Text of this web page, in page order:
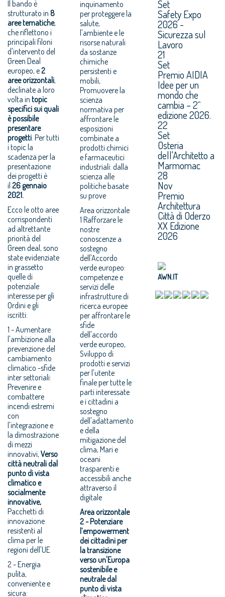
Il bando è
strutturato in 8
aree tematiche,
che riflettono i
principali filoni
d'intervento del
Green Deal
europeo, e2
aree orizzontali,
declinate a loro
volta in topic
specifici sui quali
è possibile
presentare
progetti . Per tutti
i topic la
scadenza per la
presentazione
dei progetti è
il 26 gennaio
2021.
Ecco le otto aree
corrispondenti
ad altrettante
priorità del
Green deal, sono
state evidenziate
in grassetto
quelle di
potenziale
interesse per gli
Ordini e gli
iscritti:
1 - Aumentare
l'ambizione alla
prevenzione del
cambiamento
climatico -sfide
inter settoriali:
Prevenire e
combattere
incendi estremi
con
l'integrazione e
la dimostrazione
di mezzi
innovativi, Verso
città neutrali dal
punto di vista
climatico e
socialmente
innovative,
Pacchetti di
innovazione
resistenti al
clima per le
regioni dell'UE
2 - Energia
pulita,
conveniente e
sicura:
inquinamento
per proteggere la
salute,
l'ambiente e le
risorse naturali
da sostanze
chimiche
persistenti e
mobili,
Promuovere la
scienza
normativa per
affrontare le
esposizioni
combinate a
prodotti chimici
e farmaceutici
industriali: dalla
scienza alle
politiche basate
su prove
Area orizzontale
1 Rafforzare le
nostre
conoscenze a
sostegno
dell'Accordo
verde europeo:
competenze e
servizi delle
infrastrutture di
ricerca europee
per affrontare le
sfide
dell'accordo
verde europeo,
Sviluppo di
prodotti e servizi
per l'utente
finale per tutte le
parti interessate
e i cittadini a
sostegno
dell'adattamento
e della
mitigazione del
clima, Mari e
oceani
trasparenti e
accessibili anche
attraverso il
digitale
Area orizzontale
2 - Potenziare
l’empowerment
dei cittadini per
la transizione
verso un'Europa
sostenibile e
neutrale dal
punto di vista
Set
Safety Expo
2026 -
Sicurezza sul
Lavoro
21
Set
Premio AIDIA
Idee per un
mondo che
cambia – 2^
edizione 2026.
22
Set
Osteria
dell'Architetto a
Marmomac
28
Nov
Premio
Architettura
Città di Oderzo
XX Edizione
2026
AWN.IT